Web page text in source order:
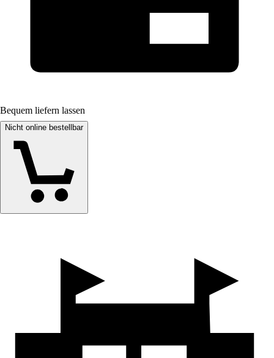
Bequem liefern lassen
Nicht online bestellbar